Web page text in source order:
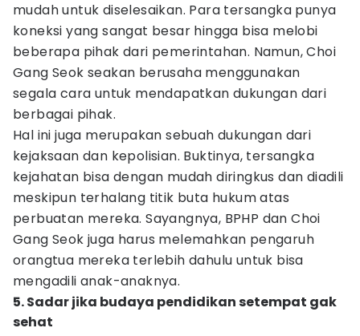
mudah untuk diselesaikan. Para tersangka punya
koneksi yang sangat besar hingga bisa melobi
beberapa pihak dari pemerintahan. Namun, Choi
Gang Seok seakan berusaha menggunakan
segala cara untuk mendapatkan dukungan dari
berbagai pihak.
Hal ini juga merupakan sebuah dukungan dari
kejaksaan dan kepolisian. Buktinya, tersangka
kejahatan bisa dengan mudah diringkus dan diadili
meskipun terhalang titik buta hukum atas
perbuatan mereka. Sayangnya, BPHP dan Choi
Gang Seok juga harus melemahkan pengaruh
orangtua mereka terlebih dahulu untuk bisa
mengadili anak-anaknya.
5. Sadar jika budaya pendidikan setempat gak
sehat